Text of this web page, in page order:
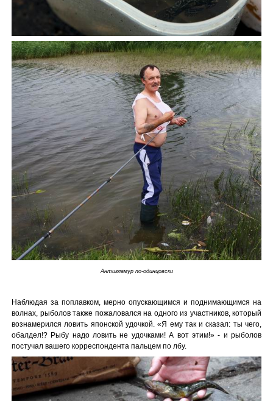
Антигламур по-одинцовски
Наблюдая за поплавком, мерно опускающимся и поднимающимся на
волнах, рыболов также пожаловался на одного из участников, который
вознамерился ловить японской удочкой. «Я ему так и сказал: ты чего,
обалдел!? Рыбу надо ловить не удочками! А вот этим!» - и рыболов
постучал вашего корреспондента пальцем по лбу.